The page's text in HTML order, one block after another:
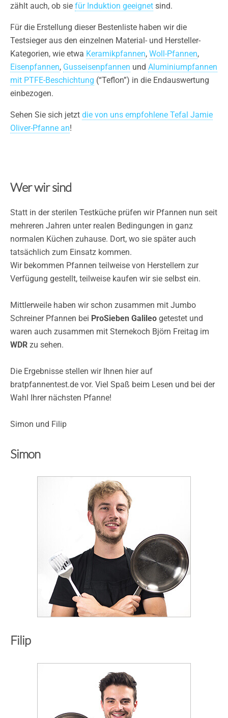
zählt auch, ob sie für Induktion geeignet sind.
Für die Erstellung dieser Bestenliste haben wir die
Testsieger aus den einzelnen Material- und Hersteller-
Kategorien, wie etwa Keramikpfannen, Woll-Pfannen,
Eisenpfannen, Gusseisenpfannen und Aluminiumpfannen
mit PTFE-Beschichtung (“Teflon”) in die Endauswertung
einbezogen.
Sehen Sie sich jetzt die von uns empfohlene Tefal Jamie
Oliver-Pfanne an!
Wer wir sind
Statt in der sterilen Testküche prüfen wir Pfannen nun seit
mehreren Jahren unter realen Bedingungen in ganz
normalen Küchen zuhause. Dort, wo sie später auch
tatsächlich zum Einsatz kommen.
Wir bekommen Pfannen teilweise von Herstellern zur
Verfügung gestellt, teilweise kaufen wir sie selbst ein.
Mittlerweile haben wir schon zusammen mit Jumbo
Schreiner Pfannen bei ProSieben Galileo getestet und
waren auch zusammen mit Sternekoch Björn Freitag im
WDR zu sehen.
Die Ergebnisse stellen wir Ihnen hier auf
bratpfannentest.de vor. Viel Spaß beim Lesen und bei der
Wahl Ihrer nächsten Pfanne!
Simon und Filip
Simon
Filip